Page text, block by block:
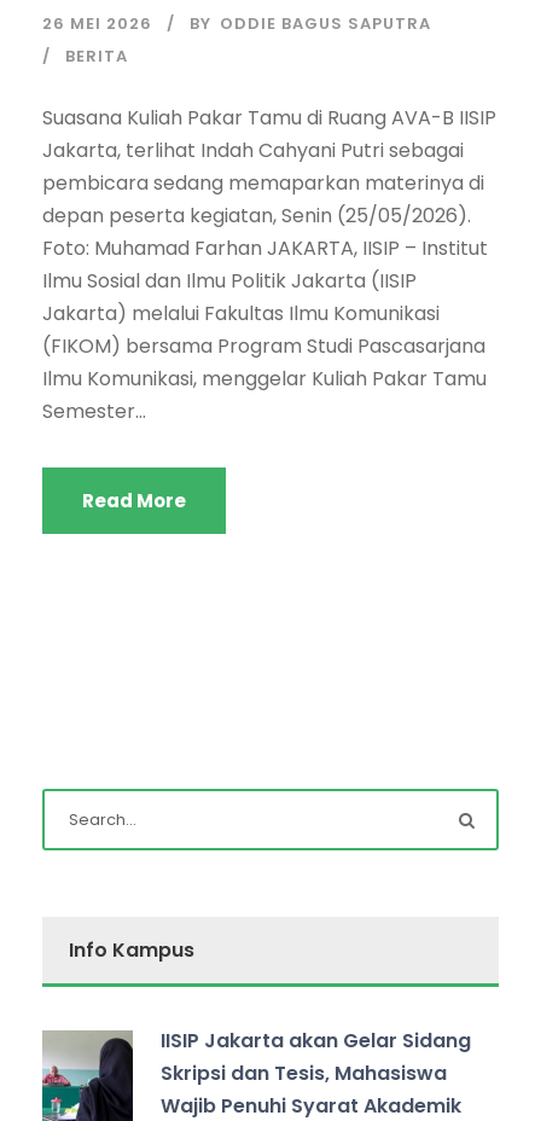
26 MEI 2026 BY ODDIE BAGUS SAPUTRA
BERITA
Suasana Kuliah Pakar Tamu di Ruang AVA-B IISIP
Jakarta, terlihat Indah Cahyani Putri sebagai
pembicara sedang memaparkan materinya di
depan peserta kegiatan, Senin (25/05/2026).
Foto: Muhamad Farhan JAKARTA, IISIP – Institut
Ilmu Sosial dan Ilmu Politik Jakarta (IISIP
Jakarta) melalui Fakultas Ilmu Komunikasi
(FIKOM) bersama Program Studi Pascasarjana
Ilmu Komunikasi, menggelar Kuliah Pakar Tamu
Semester...
Read More
Info Kampus
IISIP Jakarta akan Gelar Sidang
Skripsi dan Tesis, Mahasiswa
Wajib Penuhi Syarat Akademik